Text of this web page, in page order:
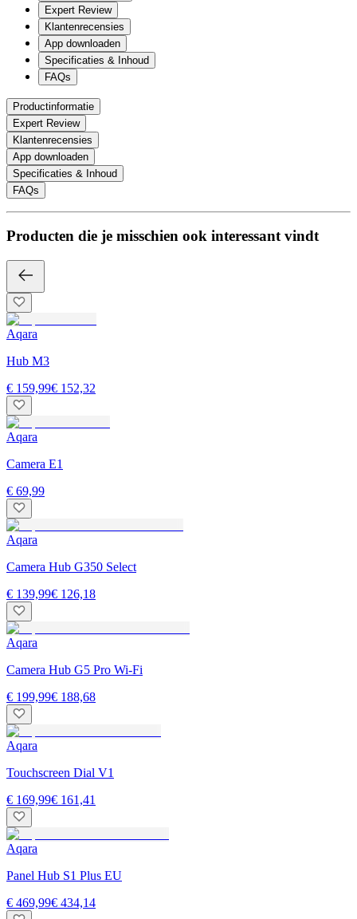
Expert Review
Klantenrecensies
App downloaden
Specificaties & Inhoud
FAQs
Productinformatie
Expert Review
Klantenrecensies
App downloaden
Specificaties & Inhoud
FAQs
Producten die je misschien ook interessant vindt
Aqara
Hub M3
€ 159,99€ 152,32
Aqara
Camera E1
€ 69,99
Aqara
Camera Hub G350 Select
€ 139,99€ 126,18
Aqara
Camera Hub G5 Pro Wi-Fi
€ 199,99€ 188,68
Aqara
Touchscreen Dial V1
€ 169,99€ 161,41
Aqara
Panel Hub S1 Plus EU
€ 469,99€ 434,14